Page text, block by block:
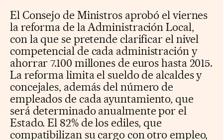
El Consejo de Ministros aprobó el viernes
la reforma de la Administración Local,
con la que se pretende clarificar el nivel
competencial de cada administración y
ahorrar 7.100 millones de euros hasta 2015.
La reforma limita el sueldo de alcaldes y
concejales, además del número de
empleados de cada ayuntamiento, que
será determinado anualmente por el
Estado. El 82% de los ediles, que
compatibilizan su cargo con otro empleo,